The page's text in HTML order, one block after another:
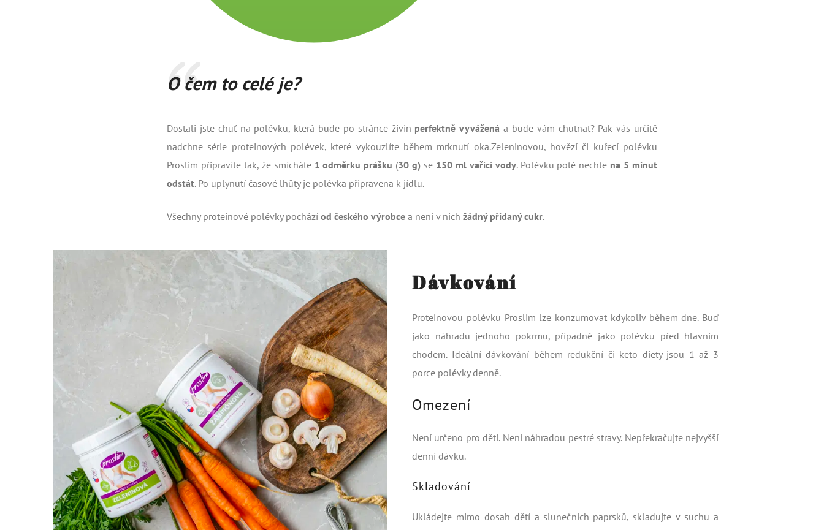
O čem to celé je?
Dostali jste chuť na polévku, která bude po stránce živin perfektně vyvážená a bude vám chutnat? Pak vás určitě
nadchne série proteinových polévek, které vykouzlíte během mrknutí oka.Zeleninovou, hovězí či kuřecí polévku
Proslim připravíte tak, že smícháte 1 odměrku prášku (30 g) se 150 ml vařící vody. Polévku poté nechte na 5 minut
odstát. Po uplynutí časové lhůty je polévka připravena k jídlu.
Všechny proteinové polévky pochází od českého výrobce a není v nich žádný přidaný cukr.
Dávkování
Proteinovou polévku Proslim lze konzumovat kdykoliv během dne. Buď
jako náhradu jednoho pokrmu, případně jako polévku před hlavním
chodem. Ideální dávkování během redukční či keto diety jsou 1 až 3
porce polévky denně.
Omezení
Není určeno pro děti. Není náhradou pestré stravy. Nepřekračujte nejvyšší
denní dávku.
Skladování
Ukládejte mimo dosah dětí a slunečních paprsků, skladujte v suchu a